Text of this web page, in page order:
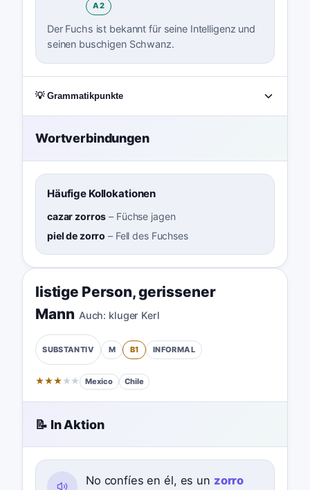
A2
Der Fuchs ist bekannt für seine Intelligenz und
seinen buschigen Schwanz.
💡 Grammatikpunkte
Wortverbindungen
Häufige Kollokationen
cazar zorros – Füchse jagen
piel de zorro – Fell des Fuchses
listige Person,gerissener
Mann Auch: kluger Kerl
SUBSTANTIV M B1 INFORMAL
★★★ ★ ★ Mexico Chile
📝 In Aktion
No confíes en él, es un zorro